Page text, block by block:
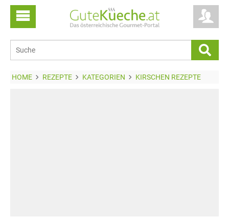
HOME REZEPTE KATEGORIEN KIRSCHEN REZEPTE